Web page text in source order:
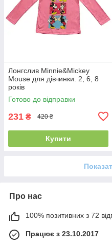
Лонгслив Minnie&Mickey
Mouse для дівчинки. 2, 6, 8
років
Готово до відправки
231 ₴ 420 ₴
Купити
Про нас
100% позитивних з 72
Працює з 23.10.2017